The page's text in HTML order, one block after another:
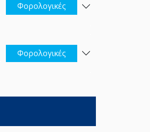
Φορολογικές
Φορολογικές